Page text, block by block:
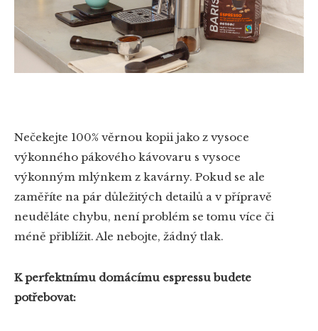
Nečekejte 100% věrnou kopii jako z vysoce
výkonného pákového kávovaru s vysoce
výkonným mlýnkem z kavárny. Pokud se ale
zaměříte na pár důležitých detailů a v přípravě
neuděláte chybu, není problém se tomu více či
méně přiblížit. Ale nebojte, žádný tlak.
K perfektnímu domácímu espressu budete
potřebovat: